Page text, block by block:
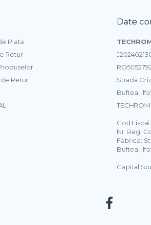
Plata
Retur
Retur
Date
Strada
Buftea,
TECHROM
Cod
Nr. Reg.
Fabrica:
Buftea,
Capital